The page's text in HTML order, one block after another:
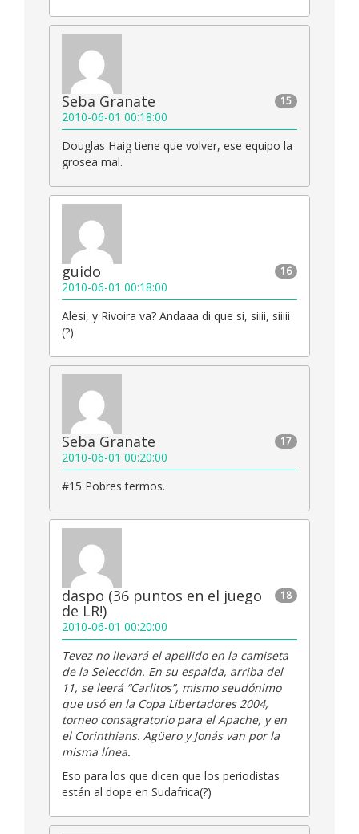
15
Seba Granate
2010-06-01 00:18:00
Douglas Haig tiene que volver, ese equipo la
grosea mal.
16
guido
2010-06-01 00:18:00
Alesi, y Rivoira va? Andaaa di que si, siiii, siiiii
(?)
17
Seba Granate
2010-06-01 00:20:00
#15 Pobres termos.
18
daspo (36 puntos en el juego
de LR!)
2010-06-01 00:20:00
Tevez no llevará el apellido en la camiseta
de la Selección. En su espalda, arriba del
11, se leerá “Carlitos”, mismo seudónimo
que usó en la Copa Libertadores 2004,
torneo consagratorio para el Apache, y en
el Corinthians. Agüero y Jonás van por la
misma línea.
Eso para los que dicen que los periodistas
están al dope en Sudafrica(?)